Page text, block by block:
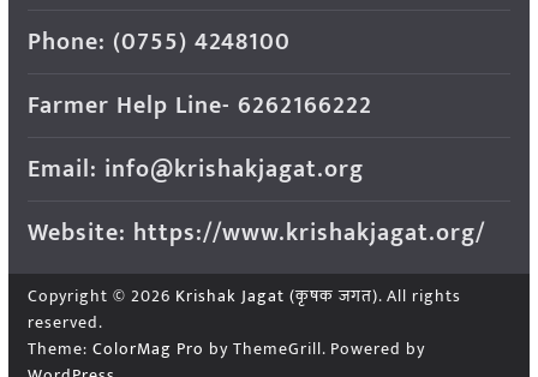
Phone: (0755) 4248100
Farmer Help Line- 6262166222
Email: info@krishakjagat.org
Website: https://www.krishakjagat.org/
Copyright © 2026 Krishak Jagat (कृषक जगत). All rights
reserved.
Theme: ColorMag Pro by ThemeGrill. Powered by